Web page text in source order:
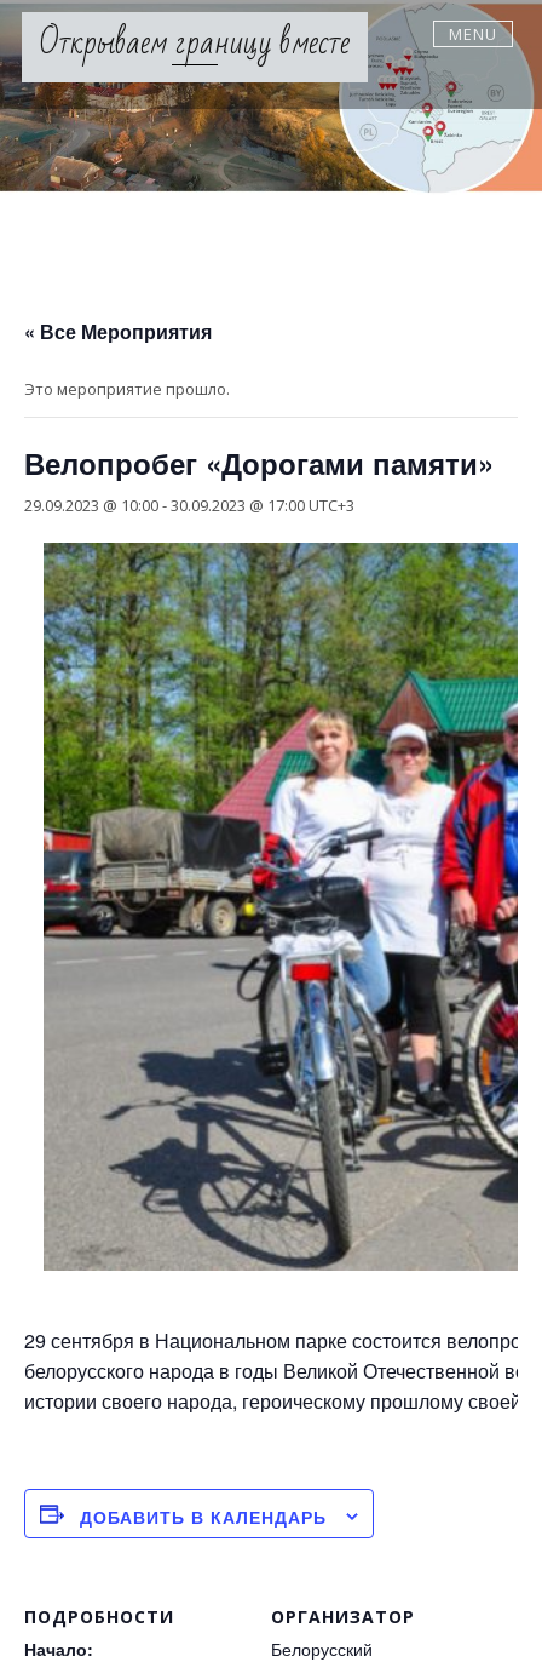
Skip
contentОткрываем границу вместе MENU
« Все Мероприятия
Это мероприятие прошло.
Велопробег «Дорогами памяти»
29.09.2023 @ 10:00-30.09.2023 @ 17:00UTC+3
29 сентября в Национальном парке состоится
белорусского народа в годы Великой Отечественной
истории своего народа, героическому прошлому своей
ДОБАВИТЬ В КАЛЕНДАРЬ
ПОДРОБНОСТИ
Начало:
ОРГАНИЗАТОР
Белорусский